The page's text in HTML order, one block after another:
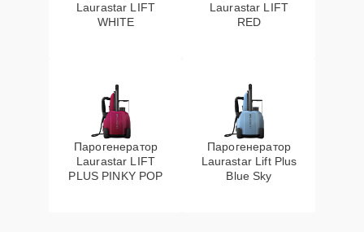
Laurastar LIFT
WHITE
Laurastar LIFT
RED
Парогенератор
Laurastar LIFT
PLUS PINKY POP
Парогенератор
Laurastar Lift Plus
Blue Sky